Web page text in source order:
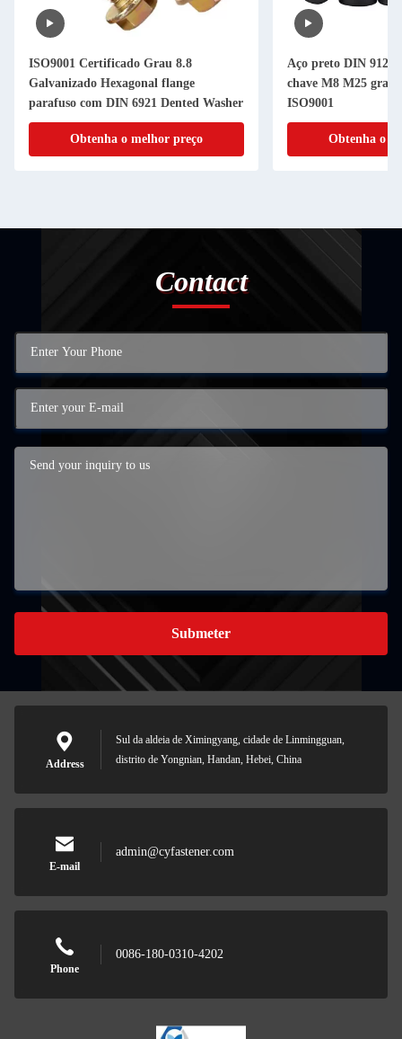
ISO9001 Certificado Grau 8.8
Galvanizado Hexagonal flange
parafuso com DIN 6921 Dented Washer
Obtenha o melhor preço
Aço preto DIN 912
chave M8 M25 grau
ISO9001
Obtenha o
Contact
Submeter
Address
Sul da aldeia de Ximingyang, cidade de Linmingguan,
distrito de Yongnian, Handan, Hebei, China
E-mail
admin@cyfastener.com
Phone
0086-180-0310-4202